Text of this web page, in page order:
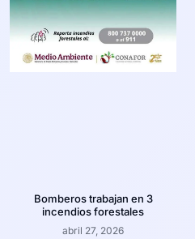
Bomberos trabajan en 3
incendios forestales
abril 27, 2026